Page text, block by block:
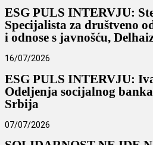
ESG PULS INTERVJU:
Specijalista za društveno
i odnose s javnošću,
16/07/2026
ESG PULS INTERVJU:
Odeljenja socijalnog
Srbija
07/07/2026